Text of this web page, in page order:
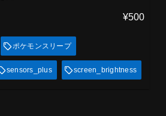
¥500
ポケモンスリープ
sensors_plus screen_brightness